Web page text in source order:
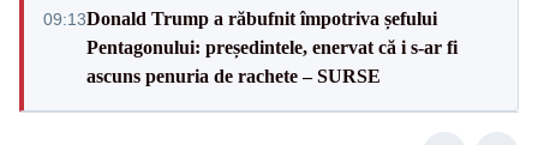
09:13Donald Trump a răbufnit împotriva șefului
Pentagonului: președintele, enervat că i s-ar fi
ascuns penuria de rachete – SURSE